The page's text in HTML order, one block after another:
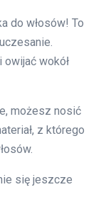
do włosów! To
owijać wokół
możesz nosić
z którego
się jeszcze